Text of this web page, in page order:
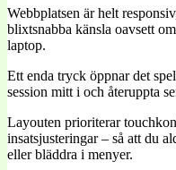
Webbplatsen är helt
blixtsnabba känsla oavsett
laptop.
Ett enda tryck öppnar det
session mitt i och återuppta
Layouten prioriterar
insatsjusteringar – så att du
eller bläddra i menyer.